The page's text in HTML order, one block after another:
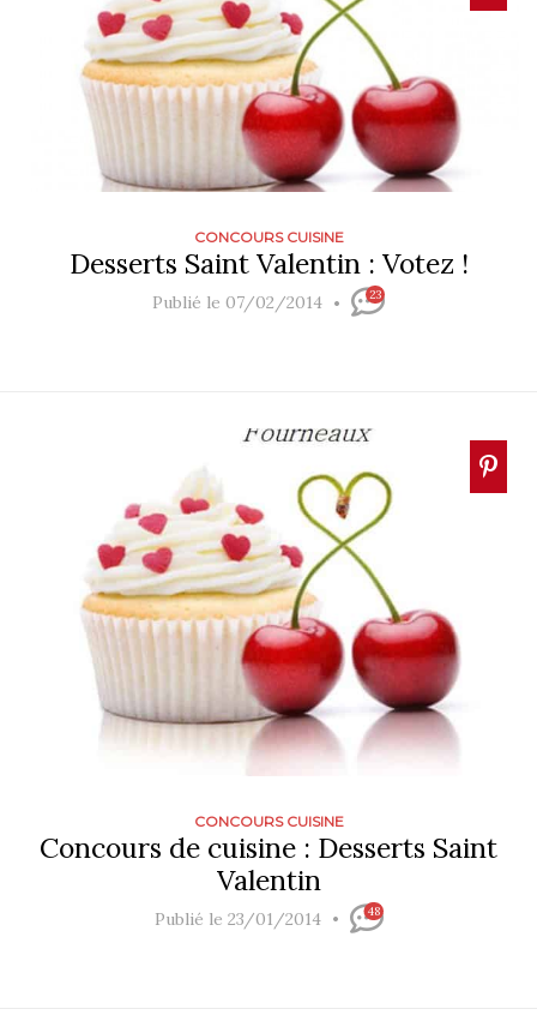
CONCOURS CUISINE
Desserts Saint Valentin : Votez !
Publié le 07/02/2014 23
CONCOURS CUISINE
Concours de cuisine : Desserts Saint
Valentin
Publié le 23/01/2014 48